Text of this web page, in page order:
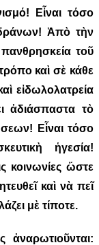
Εἶναι τόσο
Ἀπὸ τὴν
τοῦ
καὶ σὲ κάθε
εἰδωλολατρεία
ἀδιάσπαστα τὸ
Εἶναι τόσο
ἡγεσία!
κοινωνίες ὥστε
καὶ νὰ πεῖ
μὲ τίποτε.